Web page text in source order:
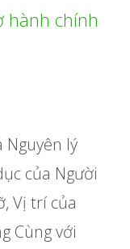
hành chính
Nguyên lý
của Người
Vị trí của
Cùng với